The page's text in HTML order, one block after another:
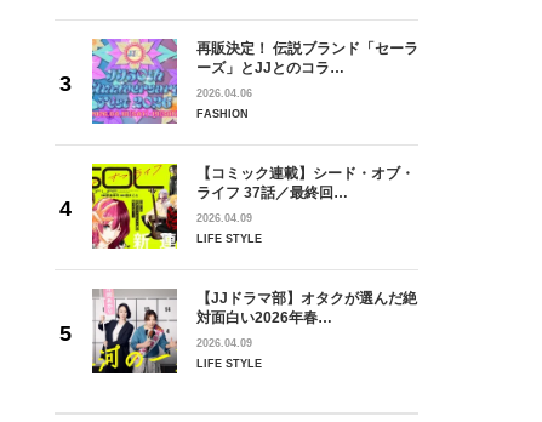
再販決定！ 伝説ブランド「セーラ
ーズ」とJJとのコラ…
2026.04.06
FASHION
【コミック連載】シード・オブ・
ライフ 37話／最終回…
2026.04.09
LIFE STYLE
【JJドラマ部】オタクが選んだ絶
対面白い2026年春…
2026.04.09
LIFE STYLE